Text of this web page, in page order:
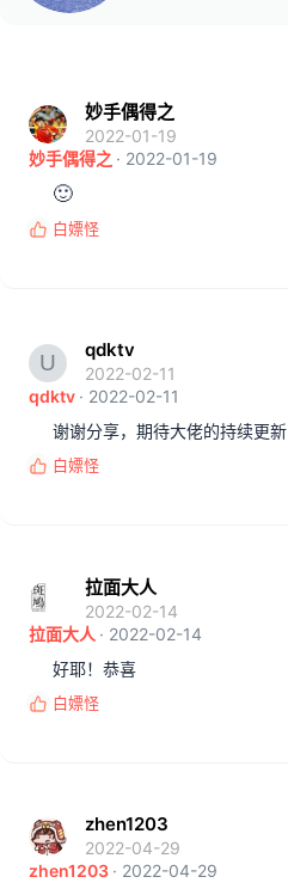
妙手偶得之
2022-01-19
妙手偶得之
2022-01-19
🙂
反 白嫖怪
qdktv
2022-02-11
qdktv
2022-02-11
谢谢分享，期待大佬的持续更新
反 白嫖怪
拉面大人
2022-02-14
拉面大人
2022-02-14
好耶！恭喜
反 白嫖怪
zhen1203
2022-04-29
zhen1203
2022-04-29